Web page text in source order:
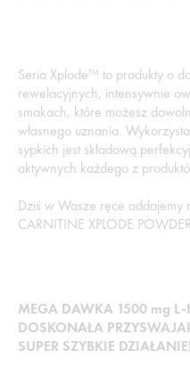
Seria Xplode™ to produkty o
rewelacyjnych, intensywnie
smakach, które możesz
własnego uznania.
sypkich jest składową
aktywnych każdego z
Dziś w Wasze ręce oddajemy
CARNITINE XPLODE
MEGA DAWKA 1500 mg
DOSKONAŁA
SUPER SZYBKIE DZIAŁANIE!